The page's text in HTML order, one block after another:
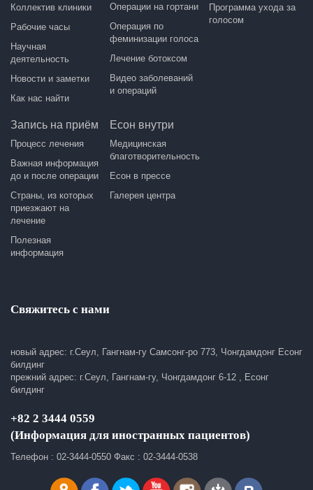
Коллектив клиники
Рабочие часы
Научная
деятельность
Новости и заметки
Как нас найти
Операции на гортани
Операция по
феминизации голоса
Лечение ботоксом
Видео заболеваний
и операций
Программа ухода за
голосом
Запись на приём
Процесс лечения
Важная информация
до и после операции
Страны, из которых
приезжают на
лечение
Полезная
информация
Есон внутри
Медицинская
благотворительность
Есон в прессе
Галерея центра
Свяжитесь с нами
новый адрес: г.Сеул, Гангнам-гу Самсонг-ро 773, Чонгдамдонг Есонг
билдинг
прежний адрес: г.Сеул, Гангнам-гу, Чонгдамдонг 6-12 , Есонг
билдинг
+82 2 3444 0559
(Информация для иностранных пациентов)
Телефон : 02-3444-0550 Факс : 02-3444-0538